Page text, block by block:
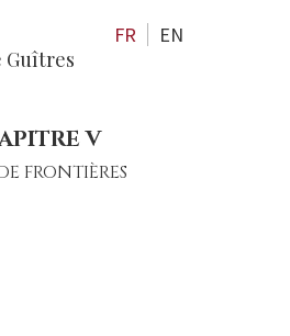
FR EN
V
FRONTIÈRES